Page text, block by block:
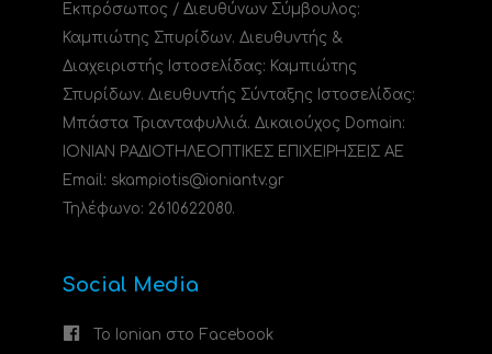
Εκπρόσωπος / Διευθύνων Σύμβουλος:
Καμπιώτης Σπυρίδων. Διευθυντής &
Διαχειριστής Ιστοσελίδας: Καμπιώτης
Σπυρίδων. Διευθυντής Σύνταξης Ιστοσελίδας:
Μπάστα Τριανταφυλλιά. Δικαιούχος Domain:
ΙΟΝΙΑΝ ΡΑΔΙΟΤΗΛΕΟΠΤΙΚΕΣ ΕΠΙΧΕΙΡΗΣΕΙΣ ΑΕ
Email: skampiotis@ioniantv.gr
Τηλέφωνο: 2610622080.
Social Media
Το Ionian στο Facebook